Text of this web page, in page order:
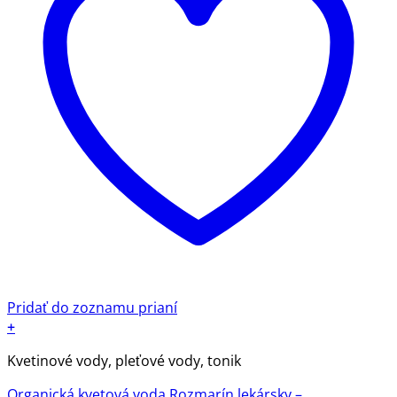
Pridať do zoznamu prianí
+
Kvetinové vody, pleťové vody, tonik